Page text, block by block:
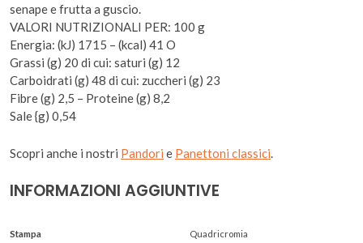
senape e frutta a guscio.
VALORI NUTRIZIONALI PER: 100 g
Energia: (kJ) 1715 – (kcal) 41 O
Grassi (g) 20 di cui: saturi (g) 12
Carboidrati (g) 48 di cui: zuccheri (g) 23
Fibre (g) 2,5 – Proteine (g) 8,2
Sale {g) 0,54
Scopri anche i nostri Pandori e Panettoni classici.
INFORMAZIONI AGGIUNTIVE
Stampa Quadricromia